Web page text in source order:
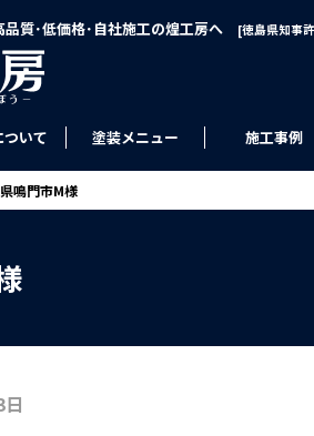
質･低価格･自社施工の煌工房へ [徳島県知事
いて 塗装メニュー 施工事例
鳴門市M様